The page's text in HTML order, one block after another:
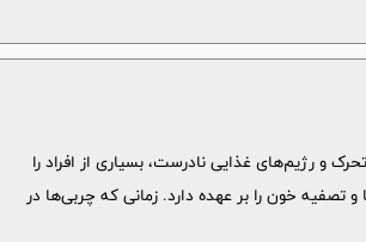
و رژیم‌های غذایی نادرست، بسیاری از افراد را
خون را بر عهده دارد. زمانی که چربی‌ها در